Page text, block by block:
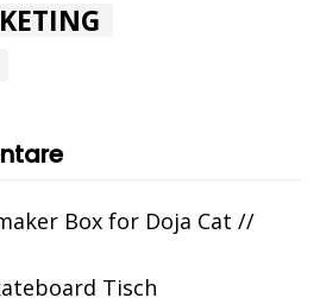
Box for Doja Cat //
Tisch